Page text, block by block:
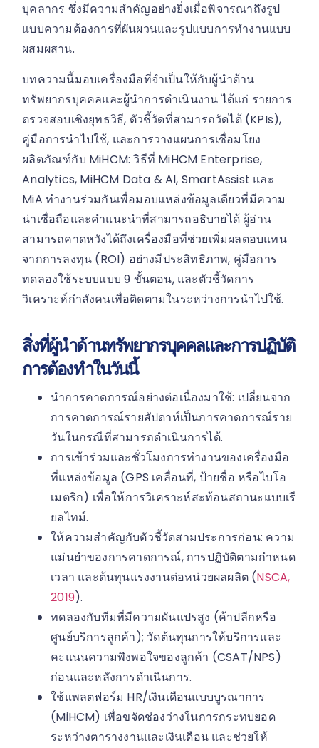
บุคลากร ซึ่งมีความสำคัญอย่างยิ่งเมื่อพิจารณาถึงรูป
แบบความต้องการที่ผันผวนและรูปแบบการทำงานแบบ
ผสมผสาน.
บทความนี้มอบเครื่องมือที่จำเป็นให้กับผู้นำด้าน
ทรัพยากรบุคคลและผู้นำการดำเนินงาน ได้แก่ รายการ
ตรวจสอบเชิงยุทธวิธี, ตัวชี้วัดที่สามารถวัดได้ (KPIs),
คู่มือการนำไปใช้, และการวางแผนการเชื่อมโยง
ผลิตภัณฑ์กับ MiHCM: วิธีที่ MiHCM Enterprise,
Analytics, MiHCM Data & AI, SmartAssist และ
MiA ทำงานร่วมกันเพื่อมอบแหล่งข้อมูลเดียวที่มีความ
น่าเชื่อถือและคำแนะนำที่สามารถอธิบายได้ ผู้อ่าน
สามารถคาดหวังได้ถึงเครื่องมือที่ช่วยเพิ่มผลตอบแทน
จากการลงทุน (ROI) อย่างมีประสิทธิภาพ, คู่มือการ
ทดลองใช้ระบบแบบ 9 ขั้นตอน, และตัวชี้วัดการ
วิเคราะห์กำลังคนเพื่อติดตามในระหว่างการนำไปใช้.
สิ่งที่ผู้นำด้านทรัพยากรบุคคลและการปฏิบัติ
การต้องทำในวันนี้
นำการคาดการณ์อย่างต่อเนื่องมาใช้: เปลี่ยนจาก
การคาดการณ์รายสัปดาห์เป็นการคาดการณ์ราย
วันในกรณีที่สามารถดำเนินการได้.
การเข้าร่วมและชั่วโมงการทำงานของเครื่องมือ
ที่แหล่งข้อมูล (GPS เคลื่อนที่, ป้ายชื่อ หรือไบโอ
เมตริก) เพื่อให้การวิเคราะห์สะท้อนสถานะแบบเรี
ยลไทม์.
ให้ความสำคัญกับตัวชี้วัดสามประการก่อน: ความ
แม่นยำของการคาดการณ์, การปฏิบัติตามกำหนด
เวลา และต้นทุนแรงงานต่อหน่วยผลผลิต (NSCA,
2019).
ทดลองกับทีมที่มีความผันแปรสูง (ค้าปลีกหรือ
ศูนย์บริการลูกค้า); วัดต้นทุนการให้บริการและ
คะแนนความพึงพอใจของลูกค้า (CSAT/NPS)
ก่อนและหลังการดำเนินการ.
ใช้แพลตฟอร์ม HR/เงินเดือนแบบบูรณาการ
(MiHCM) เพื่อขจัดช่องว่างในการกระทบยอด
ระหว่างตารางงานและเงินเดือน และช่วยให้